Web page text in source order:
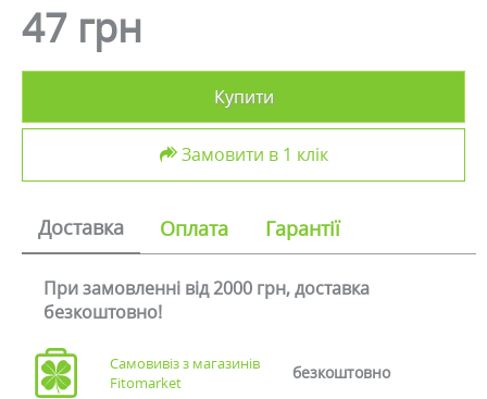
47 грн
Купити
Замовити в 1 клік
Доставка Оплата Гарантії
При замовленні від 2000 грн, доставка
безкоштовно!
Самовивіз з магазинів
Fitomarket
безкоштовно